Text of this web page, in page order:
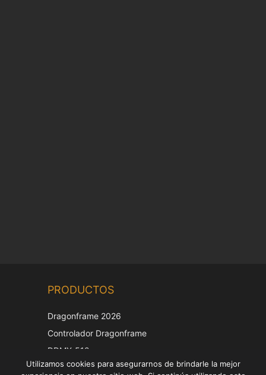
PRODUCTOS
Dragonframe 2026
Controlador Dragonframe
DDMX-512
DMC-32
Utilizamos cookies para asegurarnos de brindarle la mejor
German